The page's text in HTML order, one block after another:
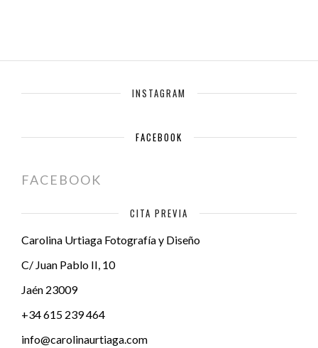
INSTAGRAM
FACEBOOK
FACEBOOK
CITA PREVIA
Carolina Urtiaga Fotografía y Diseño
C/ Juan Pablo II, 10
Jaén 23009
+34 615 239 464
info@carolinaurtiaga.com